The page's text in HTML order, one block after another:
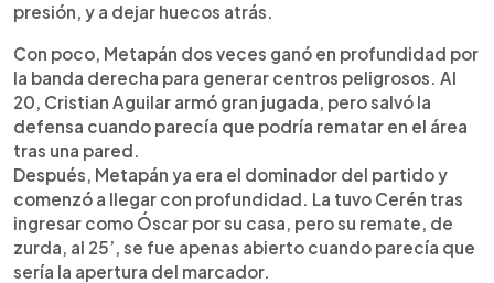
presión, y a dejar huecos atrás.
Con poco, Metapán dos veces ganó en profundidad por
la banda derecha para generar centros peligrosos. Al
20, Cristian Aguilar armó gran jugada, pero salvó la
defensa cuando parecía que podría rematar en el área
tras una pared.
Después, Metapán ya era el dominador del partido y
comenzó a llegar con profundidad. La tuvo Cerén tras
ingresar como Óscar por su casa, pero su remate, de
zurda, al 25’, se fue apenas abierto cuando parecía que
sería la apertura del marcador.